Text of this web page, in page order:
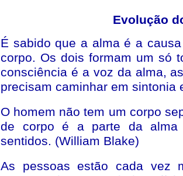
Evolução
É sabido que a alma é a
corpo. Os dois formam um só
consciência é a voz da alma,
precisam caminhar em sintonia
O homem não tem um corpo
de corpo é a parte da alma
sentidos. (William Blake)
As pessoas estão cada vez